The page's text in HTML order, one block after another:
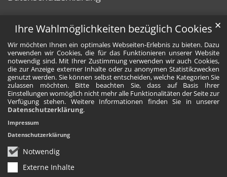
Ihre Wahlmöglichkeiten bezüglich Cookies
Wir möchten Ihnen ein optimales Webseiten-Erlebnis zu bieten. Dazu
verwenden wir Cookies, die für das Funktionieren unserer Website
notwendig sind. Mit Ihrer Zustimmung verwenden wir auch Cookies,
die zur Anzeige externer Inhalte oder zu anonymen Statistikzwecken
genutzt werden. Sie können selbst entscheiden, welche Kategorien Sie
zulassen möchten. Bitte beachten Sie, dass auf Basis Ihrer
Einstellungen womöglich nicht mehr alle Funktionalitäten der Seite zur
Verfügung stehen. Weitere Informationen finden Sie in unserer
Datenschutzerklärung.
Notwendig
Externe Inhalte
✕
Impressum
Datenschutzerklärung